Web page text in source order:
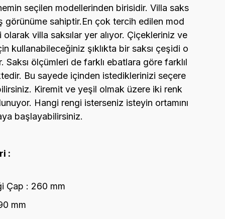
seçilen modellerinden birisidir. Villa saks
görünüme sahiptir.En çok tercih edilen mod
villa saksılar yer alıyor. Çiçekleriniz ve
kullanabileceğiniz şıklıkta bir saksı çeşidi o
Saksı ölçümleri de farklı ebatlara göre farklıl
Bu sayede içinden istediklerinizi seçere
Kiremit ve yeşil olmak üzere iki renk
Hangi rengi isterseniz isteyin ortamını
başlayabilirsiniz.
:
Çap : 260 mm
mm